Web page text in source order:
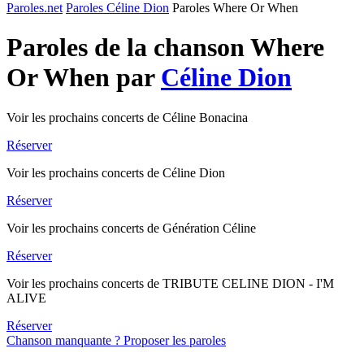
Paroles.net Paroles Céline Dion Paroles Where Or When
Paroles de la chanson Where
Or When par Céline Dion
Voir les prochains concerts de Céline Bonacina
Réserver
Voir les prochains concerts de Céline Dion
Réserver
Voir les prochains concerts de Génération Céline
Réserver
Voir les prochains concerts de TRIBUTE CELINE DION - I'M
ALIVE
Réserver
Chanson manquante ? Proposer les paroles